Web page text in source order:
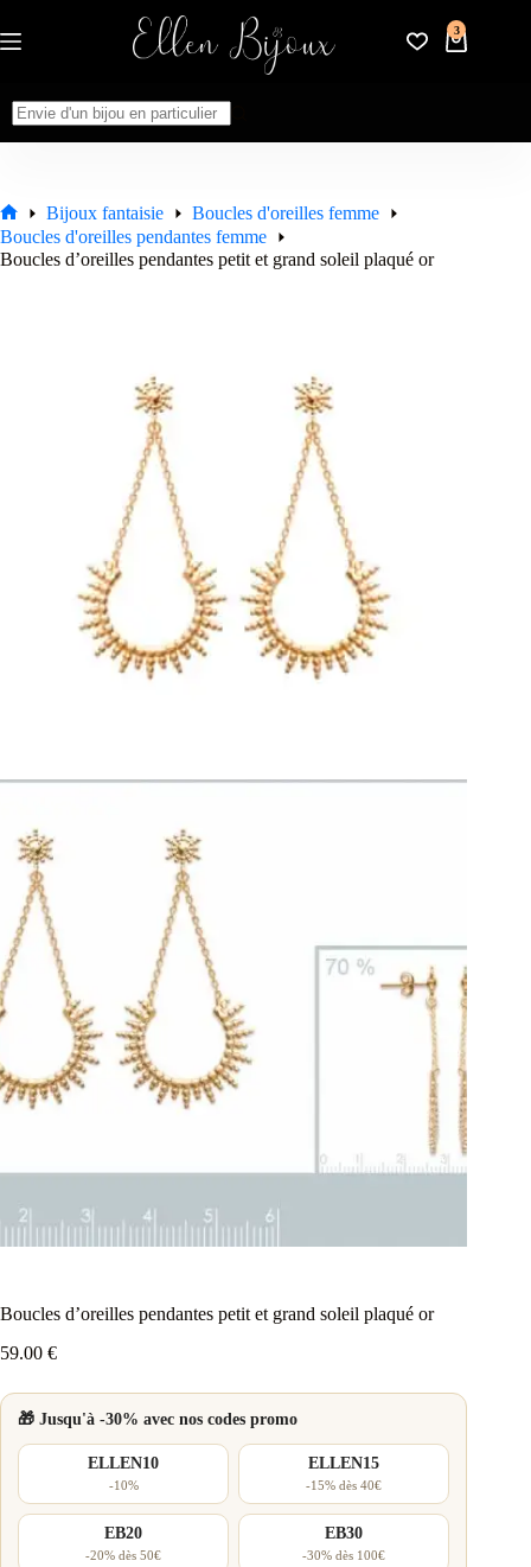
au
contenu
Panier
3
Accueil
Bijoux fantaisie
Boucles d'oreilles femme
Boucles d'oreilles pendantes femme
Boucles d’oreilles pendantes petit et grand soleil plaqué or
Boucles d’oreilles pendantes petit et grand soleil plaqué or
59.00 €
🎁 Jusqu'à -30% avec nos codes promo
ELLEN10
-10%
ELLEN15
-15% dès 40€
EB20
-20% dès 50€
EB30
-30% dès 100€